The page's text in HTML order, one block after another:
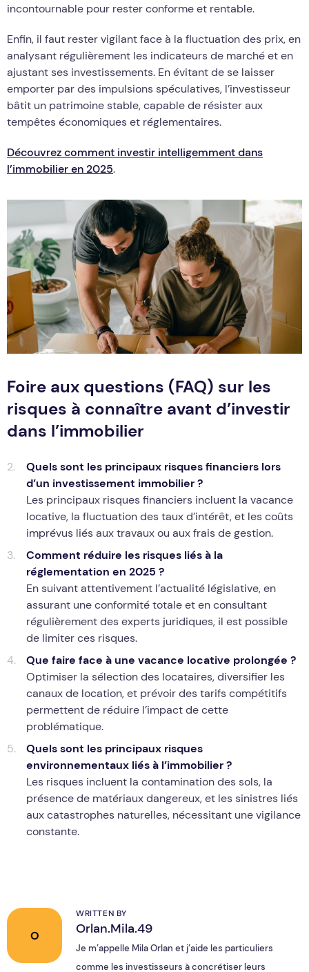
incontournable pour rester conforme et rentable.
Enfin, il faut rester vigilant face à la fluctuation des prix, en
analysant régulièrement les indicateurs de marché et en
ajustant ses investissements. En évitant de se laisser
emporter par des impulsions spéculatives, l’investisseur
bâtit un patrimoine stable, capable de résister aux
tempêtes économiques et réglementaires.
Découvrez comment investir intelligemment dans
l’immobilier en 2025.
Foire aux questions (FAQ) sur les
risques à connaître avant d’investir
dans l’immobilier
Quels sont les principaux risques financiers lors
d’un investissement immobilier ?
Les principaux risques financiers incluent la vacance
locative, la fluctuation des taux d’intérêt, et les coûts
imprévus liés aux travaux ou aux frais de gestion.
Comment réduire les risques liés à la
réglementation en 2025 ?
En suivant attentivement l’actualité législative, en
assurant une conformité totale et en consultant
régulièrement des experts juridiques, il est possible
de limiter ces risques.
Que faire face à une vacance locative prolongée ?
Optimiser la sélection des locataires, diversifier les
canaux de location, et prévoir des tarifs compétitifs
permettent de réduire l’impact de cette
problématique.
Quels sont les principaux risques
environnementaux liés à l’immobilier ?
Les risques incluent la contamination des sols, la
présence de matériaux dangereux, et les sinistres liés
aux catastrophes naturelles, nécessitant une vigilance
constante.
O
WRITTEN BY
Orlan.Mila.49
Je m’appelle Mila Orlan et j’aide les particuliers
comme les investisseurs à concrétiser leurs